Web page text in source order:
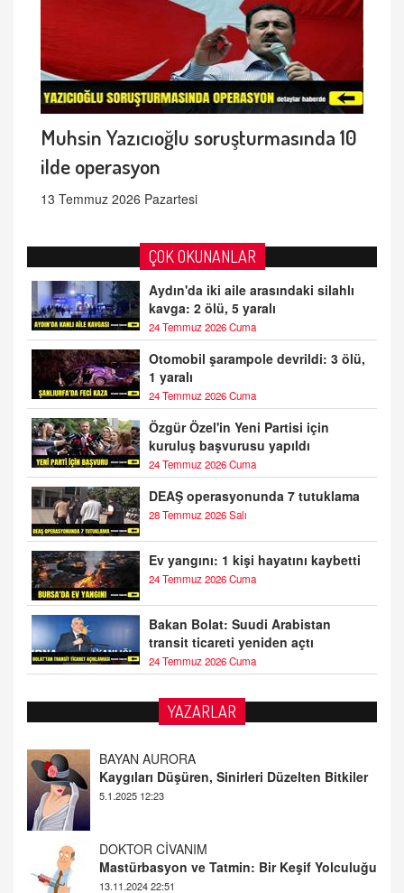
Muhsin Yazıcıoğlu soruşturmasında 10
ilde operasyon
13 Temmuz 2026 Pazartesi
ÇOK OKUNANLAR
Aydın'da iki aile arasındaki silahlı
kavga: 2 ölü, 5 yaralı
24 Temmuz 2026 Cuma
Otomobil şarampole devrildi: 3 ölü,
1 yaralı
24 Temmuz 2026 Cuma
Özgür Özel'in Yeni Partisi için
kuruluş başvurusu yapıldı
24 Temmuz 2026 Cuma
DEAŞ operasyonunda 7 tutuklama
28 Temmuz 2026 Salı
Ev yangını: 1 kişi hayatını kaybetti
24 Temmuz 2026 Cuma
Bakan Bolat: Suudi Arabistan
transit ticareti yeniden açtı
24 Temmuz 2026 Cuma
YAZARLAR
DOKTOR CİVANIM
Mastürbasyon ve Tatmin: Bir Keşif Yolculuğu
13.11.2024 22:51
ALİ EFENDİ
Adana At Yarışı Tahminleri | 21 Aralık
Cumartesi